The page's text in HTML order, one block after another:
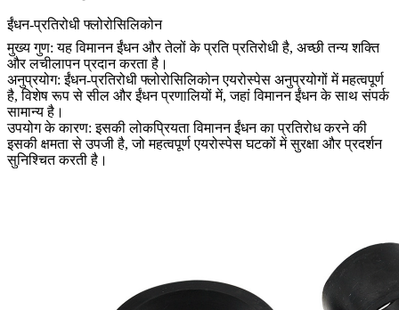
ईंधन-प्रतिरोधी फ्लोरोसिलिकोन
मुख्य गुण: यह विमानन ईंधन और तेलों के प्रति प्रतिरोधी है, अच्छी तन्य शक्ति
और लचीलापन प्रदान करता है।
अनुप्रयोग: ईंधन-प्रतिरोधी फ्लोरोसिलिकोन एयरोस्पेस अनुप्रयोगों में महत्वपूर्ण
है, विशेष रूप से सील और ईंधन प्रणालियों में, जहां विमानन ईंधन के साथ संपर्क
सामान्य है।
उपयोग के कारण: इसकी लोकप्रियता विमानन ईंधन का प्रतिरोध करने की
इसकी क्षमता से उपजी है, जो महत्वपूर्ण एयरोस्पेस घटकों में सुरक्षा और प्रदर्शन
सुनिश्चित करती है।